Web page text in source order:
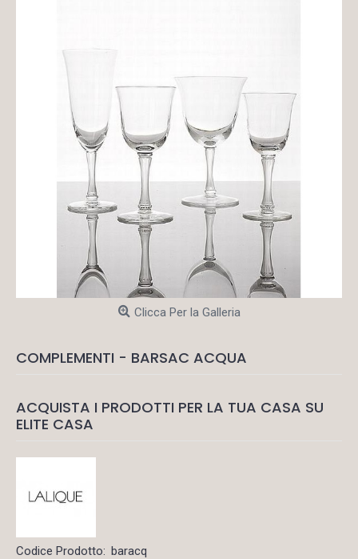
Clicca Per la Galleria
COMPLEMENTI - BARSAC ACQUA
ACQUISTA I PRODOTTI PER LA TUA CASA SU
ELITE CASA
Codice Prodotto: baracq